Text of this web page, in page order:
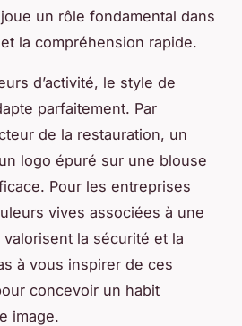
un rôle fondamental dans
la compréhension rapide.
d’activité, le style de
parfaitement. Par
de la restauration, un
logo épuré sur une blouse
Pour les entreprises
vives associées à une
la sécurité et la
à vous inspirer de ces
concevoir un habit
image.